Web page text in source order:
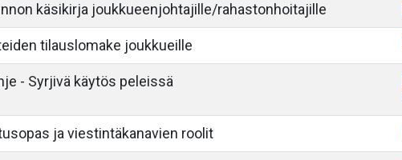
käsikirja joukkueenjohtajille/rahastonhoitajille
tilauslomake joukkueille
- Syrjivä käytös peleissä
ja viestintäkanavien roolit